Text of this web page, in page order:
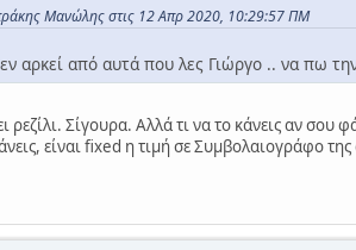
Μανώλης στις 12 Απρ 2020, 10:29:57 ΠΜ
αρκεί από αυτά που λες Γιώργο .. να πω
ρεζίλι. Σίγουρα. Αλλά τι να το κάνεις αν σου
είναι fixed η τιμή σε Συμβολαιογράφο